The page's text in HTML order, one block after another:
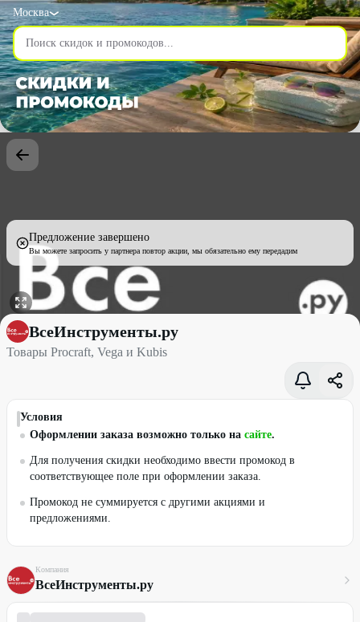
Москва
Предложение завершено
Вы можете запросить у партнера повтор акции, мы обязательно ему передадим
Товары Procraft, Vega и Kubis со скидкой до 35% -
ВсеИнструменты.ру
Товары Procraft, Vega и Kubis
Условия
Оформлении заказа возможно только на сайте.
Для получения скидки необходимо ввести промокод в
соответствующее поле при оформлении заказа.
Промокод не суммируется с другими акциями и
предложениями.
Компания
ВсеИнструменты.ру